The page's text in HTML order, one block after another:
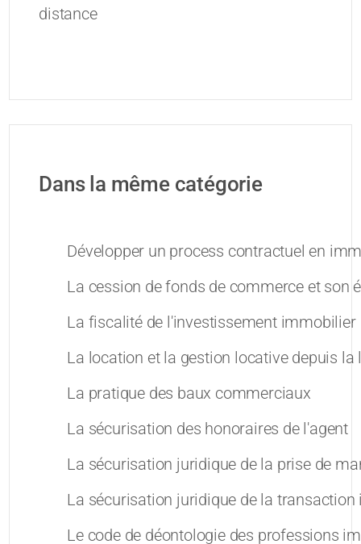
distance
Dans la même catégorie
Développer un process contractuel en
La cession de fonds de commerce et son
La fiscalité de l'investissement immobilier
La location et la gestion locative depuis la
La pratique des baux commerciaux
La sécurisation des honoraires de l'agent
La sécurisation juridique de la prise de
La sécurisation juridique de la
Le code de déontologie des professions